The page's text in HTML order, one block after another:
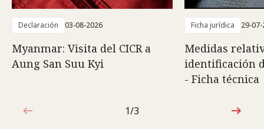
Declaración 03-08-2026
Myanmar: Visita del CICR a
Aung San Suu Kyi
Ficha jurídica 29-
Medidas
identificación
- Ficha técnica
1de3
1/3